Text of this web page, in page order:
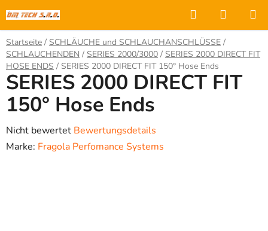
Inhalt
springen
Suchen
Startseite / SCHLÄUCHE und SCHLAUCHANSCHLÜSSE /
SCHLAUCHENDEN / SERIES 2000/3000 / SERIES 2000 DIRECT FIT
HOSE ENDS / SERIES 2000 DIRECT FIT 150° Hose Ends
SERIES 2000 DIRECT FIT
150° Hose Ends
Die
durchschnittliche
Nicht bewertet Bewertungsdetails
Marke: Fragola Perfomance Systems